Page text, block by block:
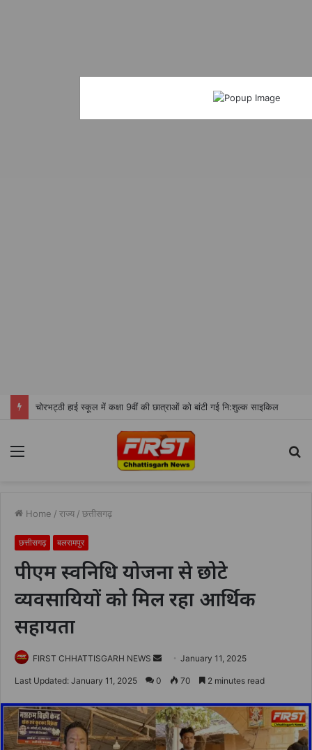
चोरभट्ठी हाई स्कूल में कक्षा 9वीं की छात्राओं को बांटी गई नि:शुल्क साइकिल
Menu
Home / राज्य / छत्तीसगढ़
छत्तीसगढ़ बलरामपुर
पीएम स्वनिधि योजना से छोटे
व्यवसायियों को मिल रहा आर्थिक
सहायता
FIRST CHHATTISGARH NEWS
SendJanuary 11, 2025
Last Updated: January 11, 2025 0 70 2 minutes read